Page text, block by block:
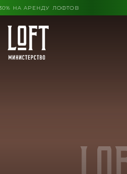
КОНЦА ЛЕТА ВЫГОДА ДО 30% НА